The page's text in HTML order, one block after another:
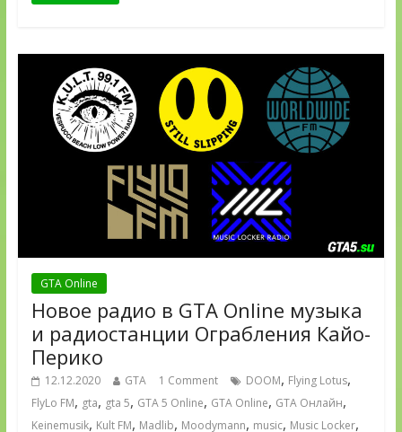
GTA Online
Новое радио в GTA Online музыка
и радиостанции Ограбления Кайо-
Перико
12.12.2020 GTA 1 Comment DOOM, Flying Lotus,
FlyLo FM, gta, gta 5, GTA 5 Online, GTA Online, GTA Онлайн,
Keinemusik, Kult FM, Madlib, Moodymann, music, Music Locker,